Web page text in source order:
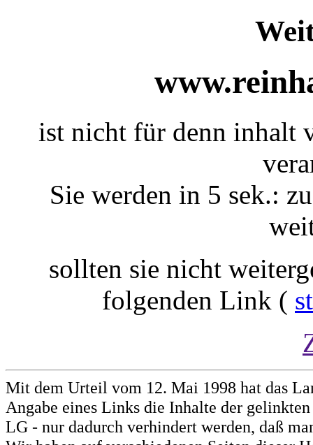
ist nicht für denn inhalt
Sie werden in 5 sek.:
sollten sie nicht
folgenden Link (
Mit dem Urteil vom 12. Mai 1998 hat das
Angabe eines Links die Inhalte der
LG - nur dadurch verhindert werden, daß